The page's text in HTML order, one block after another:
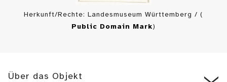
Herkunft/Rechte: Landesmuseum Württemberg / (
Public Domain Mark)
Über das Objekt